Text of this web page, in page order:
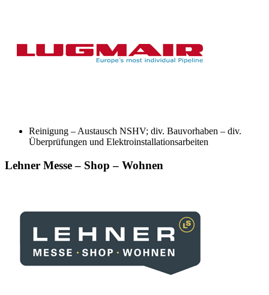
Reinigung – Austausch NSHV; div. Bauvorhaben – div.
Überprüfungen und Elektroinstallationsarbeiten
Lehner Messe – Shop – Wohnen